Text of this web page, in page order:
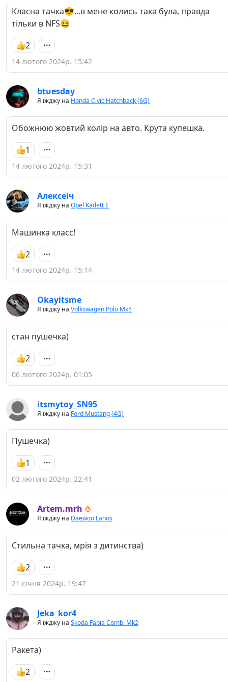
Класна тачка😎...в мене колись така була, правда
тільки в NFS😆
2
14 лютого 2024р. 15:42
btuesday
Я їжджу на Honda Civic Hatchback (6G)
Обожнюю жовтий колір на авто. Крута купешка.
1
14 лютого 2024р. 15:31
Алексеіч
Я їжджу на Opel Kadett E
Машинка класс!
2
14 лютого 2024р. 15:14
Okayitsme
Я їжджу на Volkswagen Polo Mk5
стан пушечка)
2
06 лютого 2024р. 01:05
itsmytoy_SN95
Я їжджу на Ford Mustang (4G)
Пушечка)
1
02 лютого 2024р. 22:41
Artem.mrh
Я їжджу на Daewoo Lanos
Стильна тачка, мрія з дитинства)
2
21 січня 2024р. 19:47
Jeka_kor4
Я їжджу на Skoda Fabia Combi Mk2
Ракета)
2